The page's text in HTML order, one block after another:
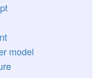
model